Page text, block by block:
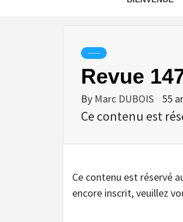
-----
Revue
By Marc DUBOIS 55
Ce contenu est
Ce contenu est réservé
encore inscrit, veuillez